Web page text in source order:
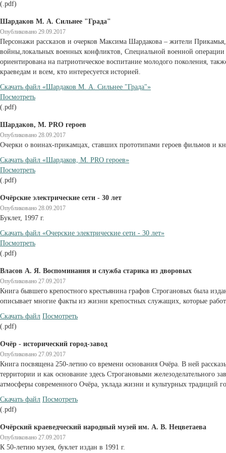
(.pdf)
Шардаков М. А. Сильнее "Града"
Опубликовано 29.09.2017
Персонажи рассказов и очерков Максима Шардакова – жители
войны,локальных военных конфликтов, Специальной военной
ориентирована на патриотическое воспитание молодого поколения,
краеведам и всем, кто интересуется историей.
Cкачать файл «Шардаков М. А. Сильнее "Града"»
Посмотреть
(.pdf)
Шардаков, М. PRO героев
Опубликовано 28.09.2017
Очерки о воинах-прикамцах, ставших прототипами героев фильмов и
Cкачать файл «Шардаков, М. PRO героев»
Посмотреть
(.pdf)
Очёрские электрические сети - 30 лет
Опубликовано 28.09.2017
Буклет, 1997 г.
Cкачать файл «Очерские электрические сети - 30 лет»
Посмотреть
(.pdf)
Власов А. Я. Воспоминания и служба старика из дворовых
Опубликовано 27.09.2017
Книга бывшего крепостного крестьянина графов Строгановых была
описывает многие факты из жизни крепостных служащих, которые
Cкачать файл Посмотреть
(.pdf)
Очёр - исторический город-завод
Опубликовано 27.09.2017
Книга посвящена 250-летию со времени основания Очёра. В ней
территории и как основание здесь Строгановыми железоделательного
атмосферы современного Очёра, уклада жизни и культурных традиций
Cкачать файл Посмотреть
(.pdf)
Очёрский краеведческий народный музей им. А. В. Нецветаева
Опубликовано 27.09.2017
К 50-летию музея, буклет издан в 1991 г.